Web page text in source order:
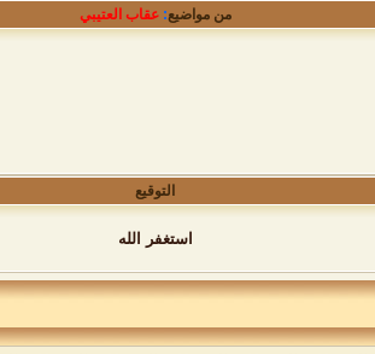
من مواضيع: عقاب العتيبي
التوقيع
استغفر الله